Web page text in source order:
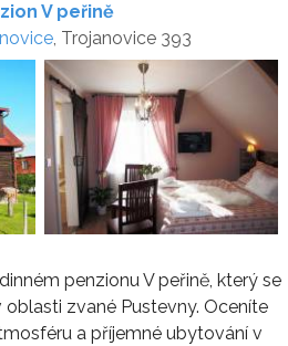
V peřině
, Trojanovice 393
penzionu V peřině, který se
zvané Pustevny. Oceníte
a příjemné ubytování v